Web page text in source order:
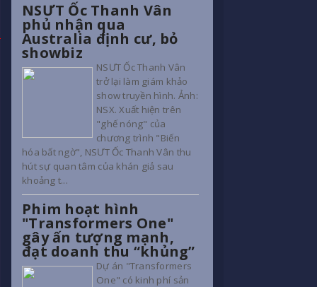
NSƯT Ốc Thanh Vân
phủ nhận qua
Australia định cư, bỏ
showbiz
NSƯT Ốc Thanh Vân
trở lại làm giám khảo
show truyền hình. Ảnh:
NSX. Xuất hiện trên
"ghế nóng" của
chương trình "Biến
hóa bất ngờ", NSƯT Ốc Thanh Vân thu
hút sự quan tâm của khán giả sau
khoảng t...
Phim hoạt hình
"Transformers One"
gây ấn tượng mạnh,
đạt doanh thu “khủng”
Dự án "Transformers
One" có kinh phí sản